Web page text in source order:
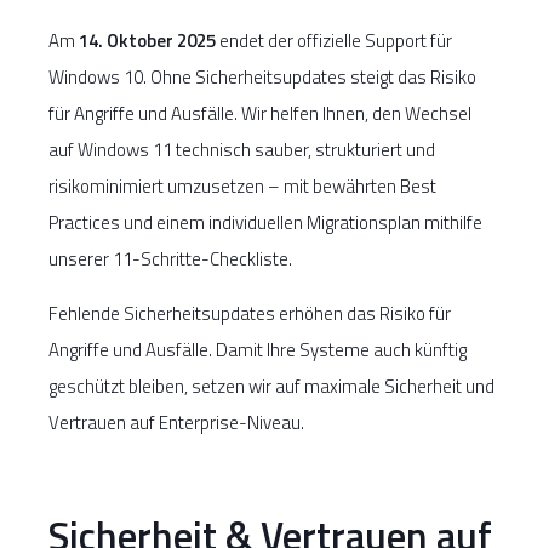
Am 14. Oktober 2025endet der offizielle Support für
Windows 10. Ohne Sicherheitsupdates steigt das Risiko
für Angriffe und Ausfälle. Wir helfen Ihnen, den Wechsel
auf Windows 11 technisch sauber, strukturiert und
risikominimiert umzusetzen – mit bewährten Best
Practices und einem individuellen Migrationsplan mithilfe
unserer 11-Schritte-Checkliste.
Fehlende Sicherheitsupdates erhöhen das Risiko für
Angriffe und Ausfälle. Damit Ihre Systeme auch künftig
geschützt bleiben, setzen wir auf maximale Sicherheit und
Vertrauen auf Enterprise-Niveau.
Sicherheit & Vertrauen auf